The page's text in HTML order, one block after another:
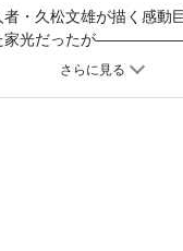
・久松文雄が描く感動
た家光だったが
頭第七章 鬼婆終章 か